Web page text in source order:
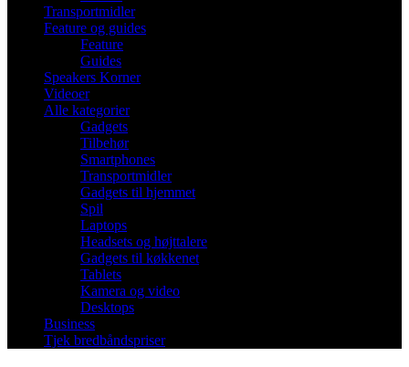
Transportmidler
Feature og guides
Feature
Guides
Speakers Korner
Videoer
Alle kategorier
Gadgets
Tilbehør
Smartphones
Transportmidler
Gadgets til hjemmet
Spil
Laptops
Headsets og højttalere
Gadgets til køkkenet
Tablets
Kamera og video
Desktops
Business
Tjek bredbåndspriser